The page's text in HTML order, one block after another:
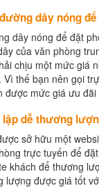
dây nóng
dây nóng để đặt
của văn phòng
chịu một mức giá
Vì thế bạn nên gọi
được mức giá ưu đãi
dễ thương
sở hữu một
trực tuyến để
khách để thương
lượng được giá tốt